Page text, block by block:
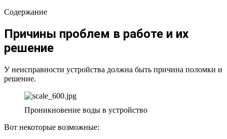
Содержание
Причины проблем в работе и их
решение
У неисправности устройства должна быть причина поломки и
решение.
Проникновение воды в устройство
Вот некоторые возможные: